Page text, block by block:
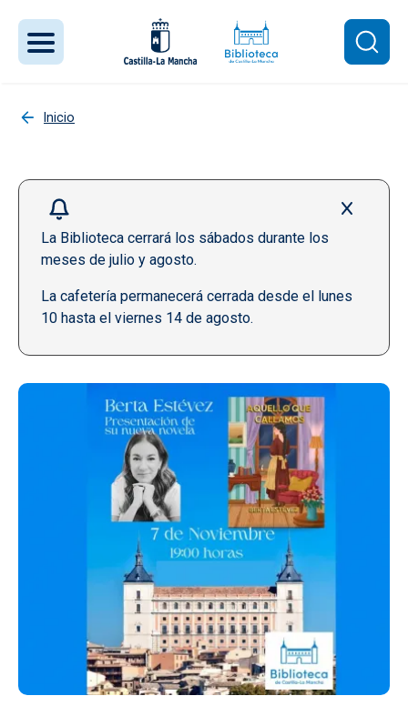
Inicio
La Biblioteca cerrará los sábados durante los
meses de julio y agosto.
La cafetería permanecerá cerrada desde el lunes
10 hasta el viernes 14 de agosto.